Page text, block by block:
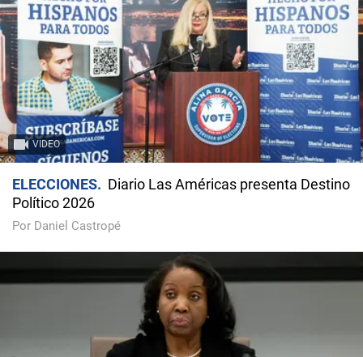
VIDEO
ELECCIONES
Diario Las Américas presenta Destino
Político 2026
Por Daniel Castropé